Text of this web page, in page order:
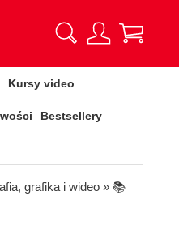
Kursy video
Bestsellery
grafika i wideo » 📚